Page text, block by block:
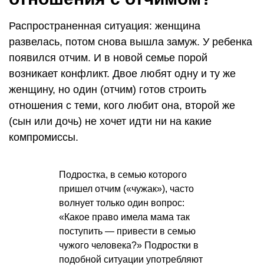
Распространенная ситуация: женщина
развелась, потом снова вышла замуж. У ребенка
появился отчим. И в новой семье порой
возникает конфликт. Двое любят одну и ту же
женщину, но один (отчим) готов строить
отношения с теми, кого любит она, второй же
(сын или дочь) не хочет идти ни на какие
компромиссы.
Подростка, в семью которого
пришел отчим («чужак»), часто
волнует только один вопрос:
«Какое право имела мама так
поступить — привести в семью
чужого человека?» Подростки в
подобной ситуации употребляют